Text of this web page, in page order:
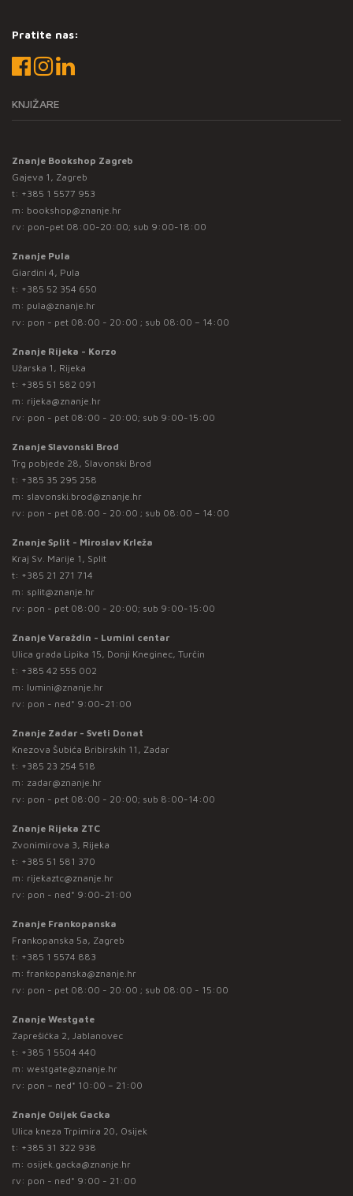
Pratite nas:
KNJIŽARE
Znanje Bookshop Zagreb
Gajeva 1, Zagreb
t: +385 1 5577 953
m: bookshop@znanje.hr
rv: pon-pet 08:00-20:00; sub 9:00-18:00
Znanje Pula
Giardini 4, Pula
t: +385 52 354 650
m: pula@znanje.hr
rv: pon - pet 08:00 - 20:00 ; sub 08:00 – 14:00
Znanje Rijeka - Korzo
Užarska 1, Rijeka
t: +385 51 582 091
m: rijeka@znanje.hr
rv: pon - pet 08:00 - 20:00; sub 9:00-15:00
Znanje Slavonski Brod
Trg pobjede 28, Slavonski Brod
t: +385 35 295 258
m: slavonski.brod@znanje.hr
rv: pon - pet 08:00 - 20:00 ; sub 08:00 – 14:00
Znanje Split - Miroslav Krleža
Kraj Sv. Marije 1, Split
t: +385 21 271 714
m: split@znanje.hr
rv: pon - pet 08:00 - 20:00; sub 9:00-15:00
Znanje Varaždin - Lumini centar
Ulica grada Lipika 15, Donji Kneginec, Turčin
t: +385 42 555 002
m: lumini@znanje.hr
rv: pon - ned* 9:00-21:00
Znanje Zadar - Sveti Donat
Knezova Šubića Bribirskih 11, Zadar
t: +385 23 254 518
m: zadar@znanje.hr
rv: pon - pet 08:00 - 20:00; sub 8:00-14:00
Znanje Rijeka ZTC
Zvonimirova 3, Rijeka
t: +385 51 581 370
m: rijekaztc@znanje.hr
rv: pon - ned* 9:00-21:00
Znanje Frankopanska
Frankopanska 5a, Zagreb
t: +385 1 5574 883
m: frankopanska@znanje.hr
rv: pon - pet 08:00 - 20:00 ; sub 08:00 - 15:00
Znanje Westgate
Zaprešićka 2, Jablanovec
t: +385 1 5504 440
m: westgate@znanje.hr
rv: pon – ned* 10:00 – 21:00
Znanje Osijek Gacka
Ulica kneza Trpimira 20, Osijek
t: +385 31 322 938
m: osijek.gacka@znanje.hr
rv: pon - ned* 9:00 - 21:00